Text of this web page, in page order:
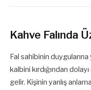
Kahve Falında
Fal sahibinin
kalbini kırdığından
gelir. Kişinin yanlış